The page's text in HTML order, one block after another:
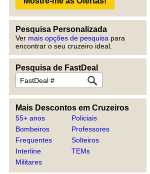
Pesquisa Personalizada
Ver mais opções de pesquisa para
encontrar o seu cruzeiro ideal.
Pesquisa de FastDeal
Mais Descontos em Cruzeiros
55+ anos
Bombeiros
Frequentes
Interline
Militares
Policiais
Professores
Solteiros
TEMs